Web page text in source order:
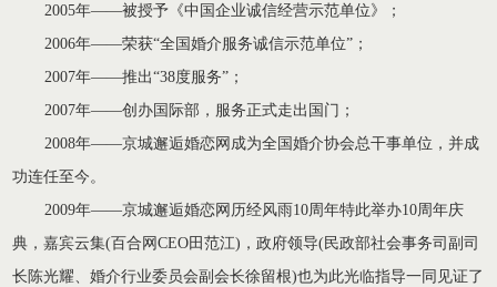
2005年——被授予《中国企业诚信经营示范单位》；
2006年——荣获“全国婚介服务诚信示范单位”；
2007年——推出“38度服务”；
2007年——创办国际部，服务正式走出国门；
2008年——京城邂逅婚恋网成为全国婚介协会总干事单位，并成
功连任至今。
2009年——京城邂逅婚恋网历经风雨10周年特此举办10周年庆
典，嘉宾云集(百合网CEO田范江)，政府领导(民政部社会事务司副司
长陈光耀、婚介行业委员会副会长徐留根)也为此光临指导一同见证了